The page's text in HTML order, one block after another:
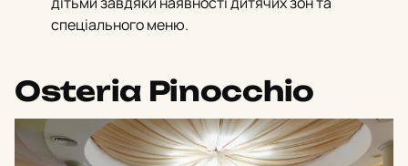
спеціального меню.
Osteria Pinocchio